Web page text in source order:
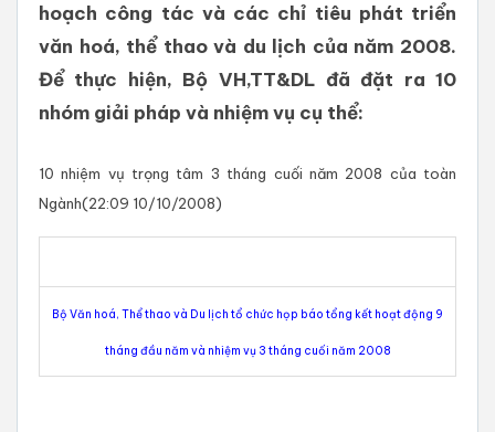
hoạch công tác và các chỉ tiêu phát triển
văn hoá, thể thao và du lịch của năm 2008.
Để thực hiện, Bộ VH,TT&DL đã đặt ra 10
nhóm giải pháp và nhiệm vụ cụ thể:
10 nhiệm vụ trọng tâm 3 tháng cuối năm 2008 của toàn
Ngành(22:09 10/10/2008)
Bộ Văn hoá, Thể thao và Du lịch tổ chức họp báo tổng kết hoạt động 9
tháng đầu năm và nhiệm vụ 3 tháng cuối năm 2008